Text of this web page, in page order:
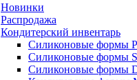
Новинки
Распродажа
Кондитерский инвентарь
Силиконовые формы
Силиконовые формы
Силиконовые формы